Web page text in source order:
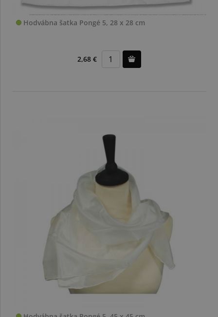
Hodvábna šatka Pongé 5, 28 x 28 cm
2,68 €